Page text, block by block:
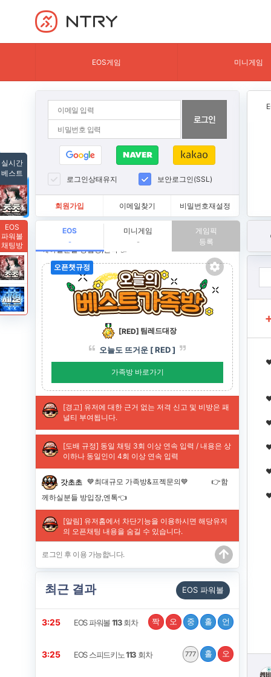
NTRY
EOS게임 미니게임
로그인상태유지 보안로그인(SSL)
회원가입 이메일찾기 비밀번호재설정
EOS
-
미니게임
-
게임픽
등록
최근 결과 EOS 파워볼
3:24 EOS 파워볼113회차 짝 오 중 홀 언
3:24 EOS 스피드키노113 회차 777 홀 오
실시간
베스트
EOS
파워볼
채팅방